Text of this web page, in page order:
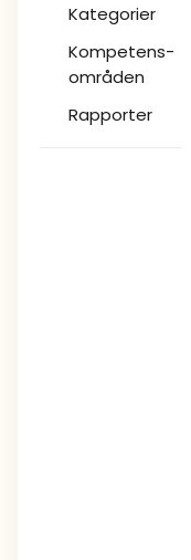
Kategorier
Kompetens-
områden
Rapporter